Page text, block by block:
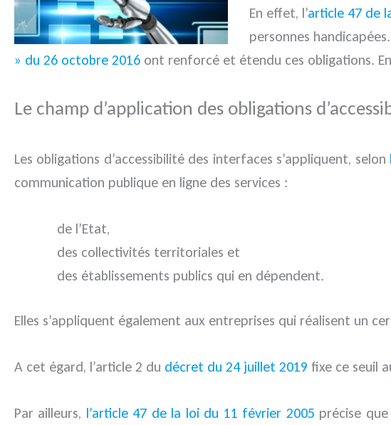
En effet, l’article 47 de
personnes
» du 26 octobre 2016 ont renforcé et étendu ces obligations.
Le champ d’application des obligations
Les obligations d’accessibilité des interfaces s’appliquent, selon
communication publique en ligne des services :
de l’Etat,
des collectivités territoriales et
des établissements publics qui en dépendent.
Elles s’appliquent également aux entreprises qui réalisent un
A cet égard, l’article 2 du décret du 24 juillet 2019 fixe ce seuil
Par ailleurs, l’article 47 de la loi du 11 février 2005 précise